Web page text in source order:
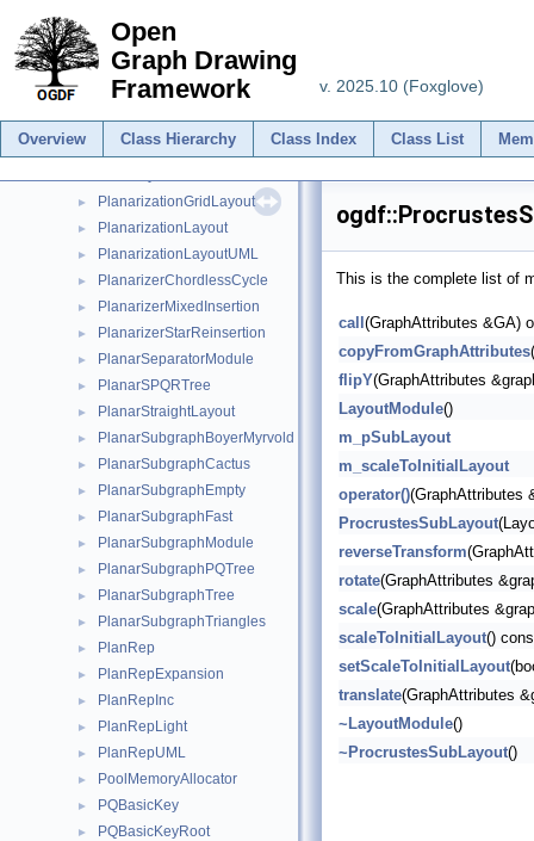
Open
Graph Drawing
Framework
v. 2025.10 (Foxglove)
Overview Class Hierarchy Class Index Class List
► PivotMDS
► PlanarAugmentation
PlanarAugmentationFix
► PlanarDrawLayout
PlanarGridLayoutModule
► PlanarizationGridLayout
► PlanarizationLayout
► PlanarizationLayoutUML
► PlanarizerChordlessCycle
► PlanarizerMixedInsertion
► PlanarizerStarReinsertion
► PlanarSeparatorModule
► PlanarSPQRTree
► PlanarStraightLayout
► PlanarSubgraphBoyerMyrvold
► PlanarSubgraphCactus
► PlanarSubgraphEmpty
► PlanarSubgraphFast
► PlanarSubgraphModule
► PlanarSubgraphPQTree
► PlanarSubgraphTree
► PlanarSubgraphTriangles
► PlanRep
► PlanRepExpansion
► PlanRepInc
► PlanRepLight
► PlanRepUML
► PoolMemoryAllocator
► PQBasicKey
► PQBasicKeyRoot
This is the complete list of
call (GraphAttributes &GA)
copyFromGraphAttributes
flipY(GraphAttributes
LayoutModule()
m_pSubLayout
m_scaleToInitialLayout
operator()(GraphAttributes
ProcrustesSubLayout
reverseTransform
rotate(GraphAttributes
scale(GraphAttributes
scaleToInitialLayout()
setScaleToInitialLayout
translate(GraphAttributes
~LayoutModule()
~ProcrustesSubLayout()